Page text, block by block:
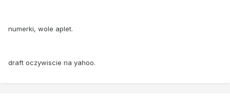
numerki, wole aplet.
draft oczywiscie na yahoo.